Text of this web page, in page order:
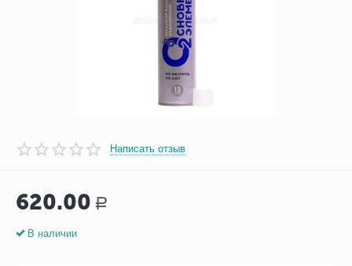
Написать отзыв
620.00 Р
В наличии